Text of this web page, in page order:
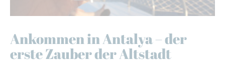
Ankommen in Antalya – der
erste Zauber der Altstadt